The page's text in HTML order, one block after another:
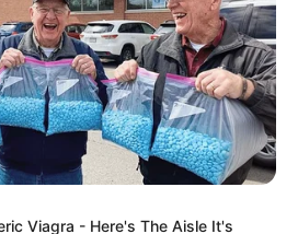
ดนิยม
ดวงรายวัน 14 กันยายน 2565
Viagra - Here's The Aisle It's